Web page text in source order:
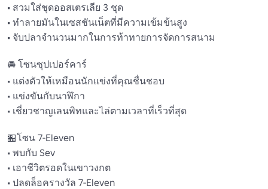
• สวมใส่ชุดออสเตรเลีย 3 ชุด
• ทำลายมันในเซสชันเน็ตที่มีความเข้มข้นสูง
• จับปลาจำนวนมากในการท้าทายการจัดการสนาม
🚘 โซนซุปเปอร์คาร์
• แต่งตัวให้เหมือนนักแข่งที่คุณชื่นชอบ
• แข่งขันกับนาฬิกา
• เชี่ยวชาญเลนพิทและไล่ตามเวลาที่เร็วที่สุด
🏪โซน 7-Eleven
• พบกับ Sev
• เอาชีวิตรอดในเขาวงกต
• ปลดล็อครางวัล 7-Eleven